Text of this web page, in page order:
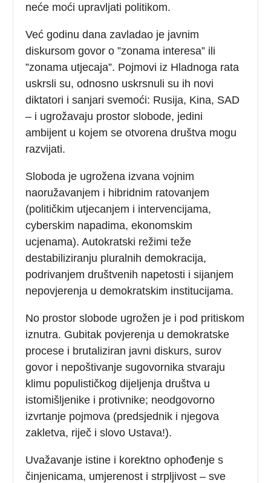
neće moći upravljati politikom.
Već godinu dana zavladao je javnim
diskursom govor o ”zonama interesa” ili
”zonama utjecaja”. Pojmovi iz Hladnoga rata
uskrsli su, odnosno uskrsnuli su ih novi
diktatori i sanjari svemoći: Rusija, Kina, SAD
– i ugrožavaju prostor slobode, jedini
ambijent u kojem se otvorena društva mogu
razvijati.
Sloboda je ugrožena izvana vojnim
naoružavanjem i hibridnim ratovanjem
(političkim utjecanjem i intervencijama,
cyberskim napadima, ekonomskim
ucjenama). Autokratski režimi teže
destabiliziranju pluralnih demokracija,
podrivanjem društvenih napetosti i sijanjem
nepovjerenja u demokratskim institucijama.
No prostor slobode ugrožen je i pod pritiskom
iznutra. Gubitak povjerenja u demokratske
procese i brutaliziran javni diskurs, surov
govor i nepoštivanje sugovornika stvaraju
klimu populističkog dijeljenja društva u
istomišljenike i protivnike; neodgovorno
izvrtanje pojmova (predsjednik i njegova
zakletva, riječ i slovo Ustava!).
Uvažavanje istine i korektno ophođenje s
činjenicama, umjerenost i strpljivost – sve